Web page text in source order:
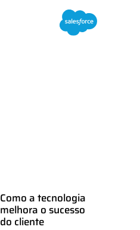
Como a tecnologia
melhora o sucesso
do cliente